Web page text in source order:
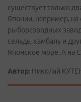
существует только
Японии, например, на
рыборазводных
сельдь, камбалу и
Японское море. А на
Автор: Николай